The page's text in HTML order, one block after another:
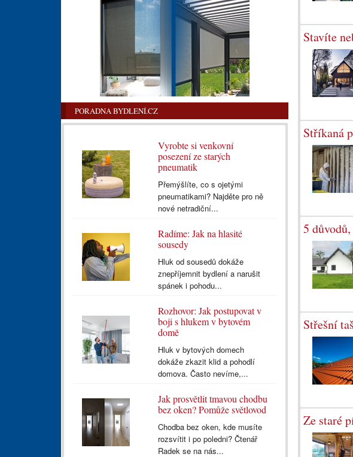
Stavíte
Stříkaná
5
Střešní
Ze staré
PORADNA BYDLENÍ.CZ
Vyrobte si venkovní
posezení ze starých
pneumatik
Přemýšlíte, co s ojetými
pneumatikami? Najděte pro ně
nové netradiční...
Radíme: Jak na hlasité
sousedy
Hluk od sousedů dokáže
znepříjemnit bydlení a narušit
spánek i pohodu...
Rozhovor: Jak postupovat v
boji s hlukem v bytovém
domě
Hluk v bytových domech
dokáže zkazit klid a pohodlí
domova. Často nevíme,...
Jak prosvětlit tmavou chodbu
bez oken? Pomůže světlovod
Chodba bez oken, kde musíte
rozsvítit i po poledni? Čtenář
Radek se na nás...